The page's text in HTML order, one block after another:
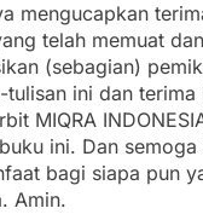
mengucapkan
telah memuat dan
(sebagian)
tulisan ini dan terima
MIQRA
ini. Dan semoga
bagi siapa pun
Amin.